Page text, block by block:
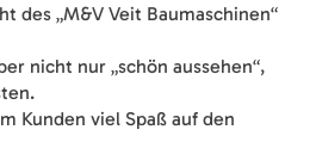
des „M&V Veit Baumaschinen“
nicht nur „schön aussehen“,
Kunden viel Spaß auf den